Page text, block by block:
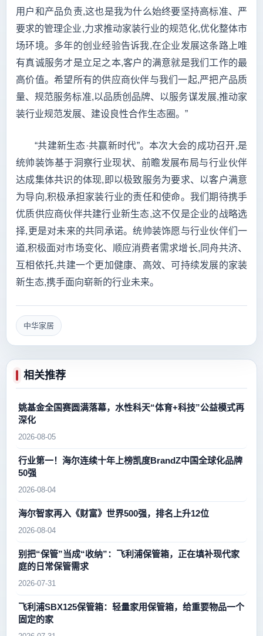
用户和产品负责,这也是我为什么始终要坚持高标准、严
要求的管理企业,力求推动家装行业的规范化,优化整体市
场环境。多年的创业经验告诉我,在企业发展这条路上唯
有真诚服务才是立足之本,客户的满意就是我们工作的最
高价值。希望所有的供应商伙伴与我们一起,严把产品质
量、规范服务标准,以品质创品牌、以服务谋发展,推动家
装行业规范发展、建设良性合作生态圈。”
“共建新生态·共赢新时代”。本次大会的成功召开,是
统帅装饰基于洞察行业现状、前瞻发展布局与行业伙伴
达成集体共识的体现,即以极致服务为要求、以客户满意
为导向,积极承担家装行业的责任和使命。我们期待携手
优质供应商伙伴共建行业新生态,这不仅是企业的战略选
择,更是对未来的共同承诺。统帅装饰愿与行业伙伴们一
道,积极面对市场变化、顺应消费者需求增长,同舟共济、
互相依托,共建一个更加健康、高效、可持续发展的家装
新生态,携手面向崭新的行业未来。
中华家居
相关推荐
姚基金全国赛圆满落幕，水性科天“体育+科技”公益模式再
深化
2026-08-05
行业第一！海尔连续十年上榜凯度BrandZ中国全球化品牌
50强
2026-08-04
海尔智家再入《财富》世界500强，排名上升12位
2026-08-04
别把“保管”当成“收纳”：飞利浦保管箱，正在填补现代家
庭的日常保管需求
2026-07-31
飞利浦SBX125保管箱：轻量家用保管箱，给重要物品一个
固定的家